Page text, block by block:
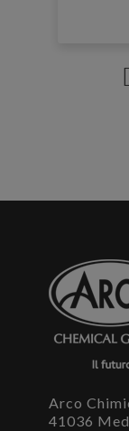
Arco
41036
Per scaricare le
necessario
account puoi
ottenere le